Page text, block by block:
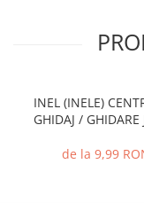
INEL (INELE)
GHIDAJ / GHIDARE
de la 9,99